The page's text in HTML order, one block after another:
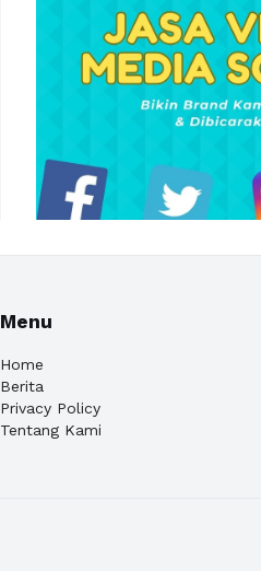
Menu
Home
Berita
Privacy Policy
Tentang Kami